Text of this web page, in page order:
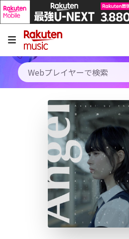
キャンペーン
料金プラン
使い方
初回30日間無料お試し